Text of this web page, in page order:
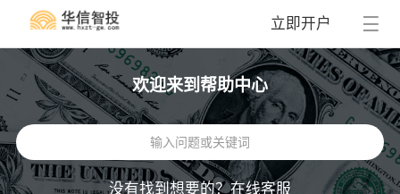
立即开户
欢迎来到帮助中心
没有找到想要的？在线客服